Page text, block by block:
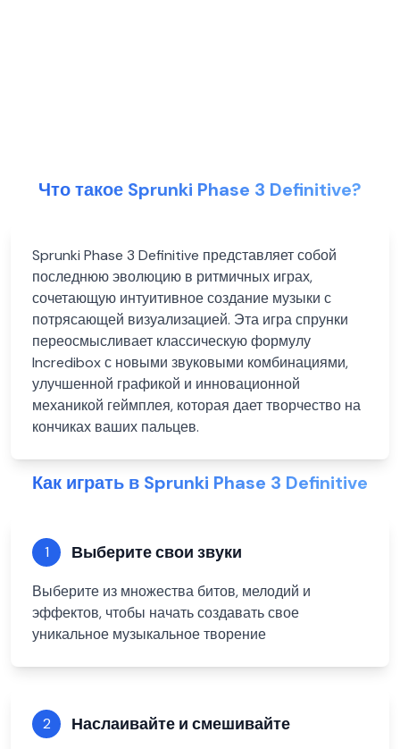
Что такое Sprunki Phase 3 Definitive?
Sprunki Phase 3 Definitive представляет собой
последнюю эволюцию в ритмичных играх,
сочетающую интуитивное создание музыки с
потрясающей визуализацией. Эта игра спрунки
переосмысливает классическую формулу
Incredibox с новыми звуковыми комбинациями,
улучшенной графикой и инновационной
механикой геймплея, которая дает творчество на
кончиках ваших пальцев.
Как играть в Sprunki Phase 3 Definitive
1 Выберите свои звуки
Выберите из множества битов, мелодий и
эффектов, чтобы начать создавать свое
уникальное музыкальное творение
2 Наслаивайте и смешивайте